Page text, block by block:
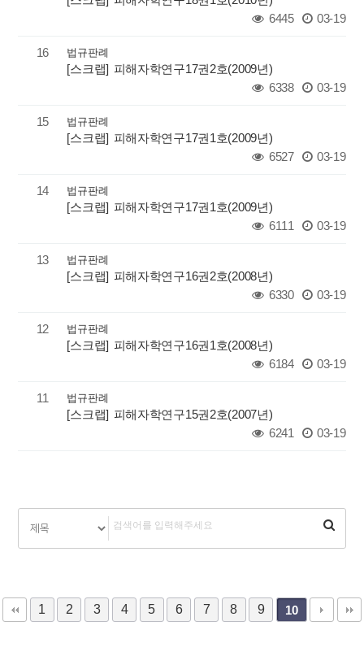
6445
03-19
16 법규판례
[스크랩] 피해자학연구17권2호(2009년)
6338
03-19
15 법규판례
[스크랩] 피해자학연구17권1호(2009년)
6527
03-19
14 법규판례
[스크랩] 피해자학연구17권1호(2009년)
6111
03-19
13 법규판례
[스크랩] 피해자학연구16권2호(2008년)
6330
03-19
12 법규판례
[스크랩] 피해자학연구16권1호(2008년)
6184
03-19
11 법규판례
[스크랩] 피해자학연구15권2호(2007년)
6241
03-19
1 2 3 4 5 6 7 8 9 10